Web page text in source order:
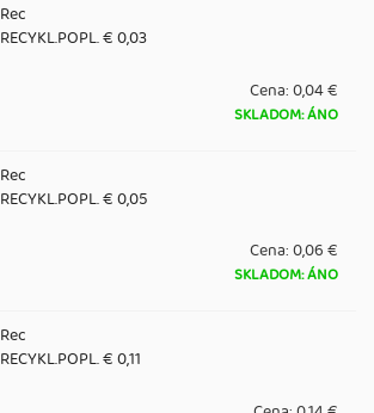
Rec
RECYKL.POPL. € 0,03
Cena:0,04 €
SKLADOM: ÁNO
Rec
RECYKL.POPL. € 0,05
Cena:0,06 €
SKLADOM: ÁNO
Rec
RECYKL.POPL. € 0,11